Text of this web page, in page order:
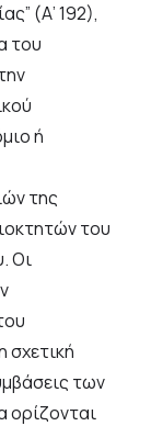
(Α’ 192),
του
ή
της
του
Οι
σχετική
των
ορίζονται